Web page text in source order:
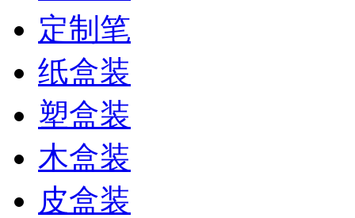
定制笔
纸盒装
塑盒装
木盒装
皮盒装